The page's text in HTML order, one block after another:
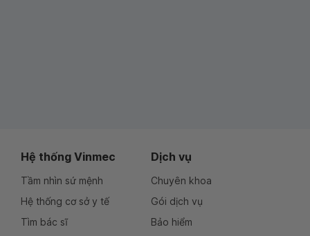
Hệ thống Vinmec
Tầm nhìn sứ mệnh
Hệ thống cơ sở y tế
Tìm bác sĩ
Dịch vụ
Chuyên khoa
Gói dịch vụ
Bảo hiểm